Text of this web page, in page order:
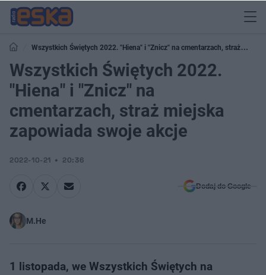
Wszystkich Świętych 2022. "Hiena" i "Znicz" na cmentarzach, straż
miejska zapowiada swoje akcje
Wszystkich Świętych 2022.
"Hiena" i "Znicz" na
cmentarzach, straż miejska
zapowiada swoje akcje
2022-10-21 20:36
Dodaj do Google
M.He
1 listopada, we Wszystkich Świętych na